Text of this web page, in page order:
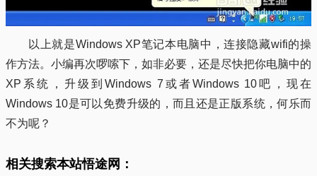
以上就是Windows XP笔记本电脑中，连接隐藏wifi的操
作方法。小编再次啰嗦下，如非必要，还是尽快把你电脑中的
XP系统，升级到Windows 7或者Windows 10吧，现在
Windows 10是可以免费升级的，而且还是正版系统，何乐而
不为呢？
相关搜索本站悟途网：